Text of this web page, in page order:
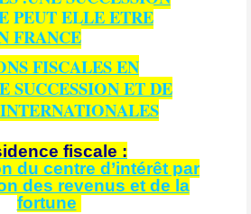
PEUT ELLE ETRE
FRANCE
FISCALES EN
SUCCESSION ET DE
fiscale :
du centre d’intérêt par
des revenus et de la
fortune